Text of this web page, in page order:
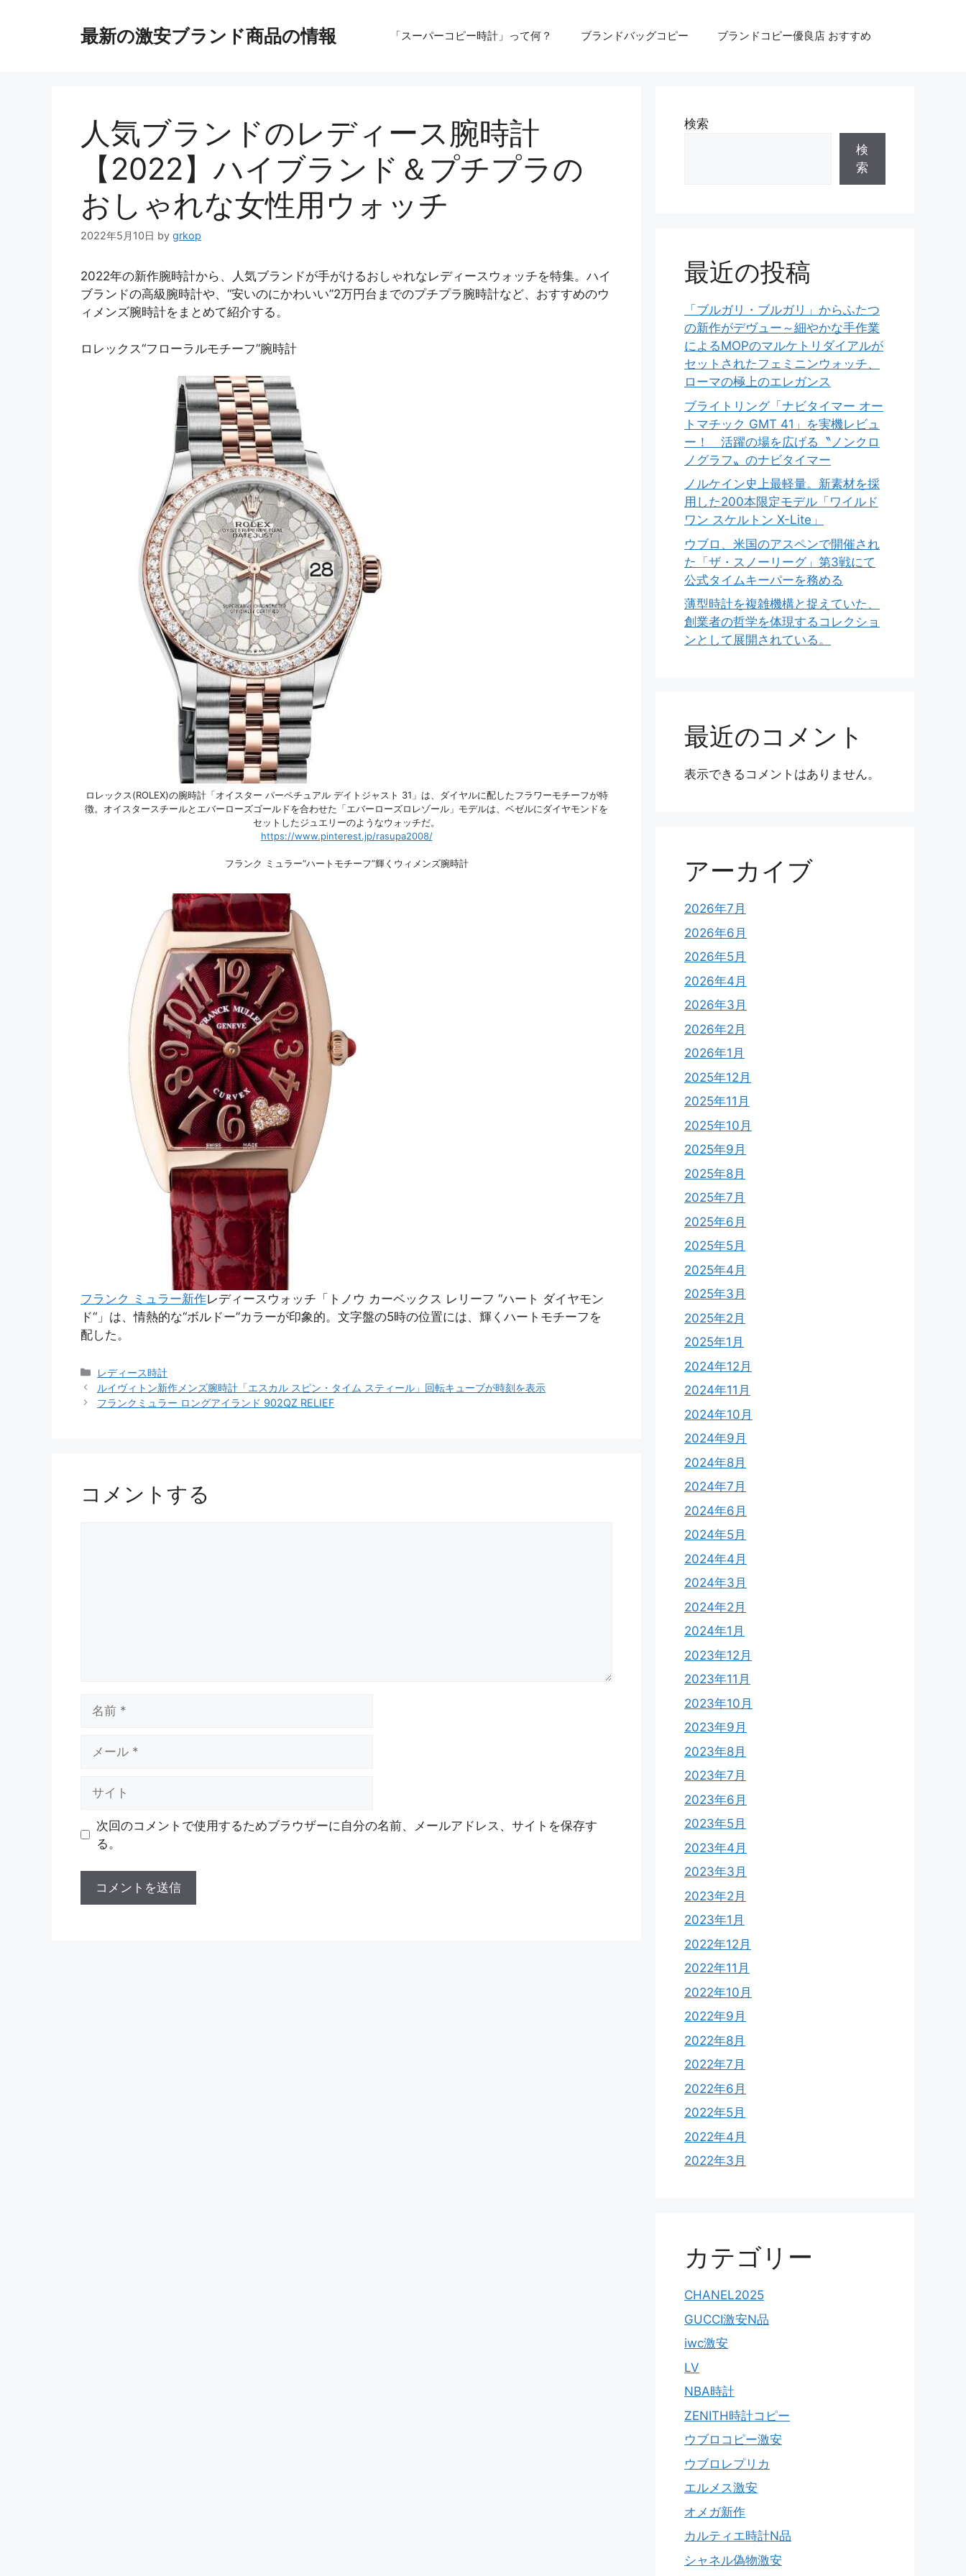
最新の激安ブランド商品の情報 「スーパーコピー時計」って何？ ブランドバッグコピー ブランドコピー優良店 おすすめ
人気ブランドのレディース腕時計
【2022】ハイブランド＆プチプラの
おしゃれな女性用ウォッチ
2022年5月10日 by grkop
2022年の新作腕時計から、人気ブランドが手がけるおしゃれなレディースウォッチを特集。ハイ
ブランドの高級腕時計や、“安いのにかわいい”2万円台までのプチプラ腕時計など、おすすめのウ
ィメンズ腕時計をまとめて紹介する。
ロレックス“フローラルモチーフ”腕時計
ロレックス(ROLEX)の腕時計「オイスター パーペチュアル デイトジャスト 31」は、ダイヤルに配したフラワーモチーフが特
徴。オイスタースチールとエバーローズゴールドを合わせた「エバーローズロレゾール」モデルは、ベゼルにダイヤモンドを
セットしたジュエリーのようなウォッチだ。
https://www.pinterest.jp/rasupa2008/
フランク ミュラー“ハートモチーフ”輝くウィメンズ腕時計
フランク ミュラー新作レディースウォッチ「トノウ カーベックス レリーフ “ハート ダイヤモン
ド“」は、情熱的な“ボルドー”カラーが印象的。文字盤の5時の位置には、輝くハートモチーフを
配した。
カ
テ
ゴ
レディース時計
投
稿
ョ
ルイヴィトン新作メンズ腕時計「エスカル スピン・タイム スティール」回転キューブが時刻を表示
フランクミュラー ロングアイランド 902QZ RELIEF
コメントする
次回のコメントで使用するためブラウザーに自分の名前、メールアドレス、サイトを保存す
る。
検索
検
索
最近の投稿
「ブルガリ・ブルガリ」からふたつ
の新作がデヴュー～細やかな手作業
によるMOPのマルケトリダイアルが
セットされたフェミニンウォッチ、
ローマの極上のエレガンス
ブライトリング「ナビタイマー オー
トマチック GMT 41」を実機レビュ
ー！ 活躍の場を広げる〝ノンクロ
ノグラフ〟のナビタイマー
ノルケイン史上最軽量。新素材を採
用した200本限定モデル「ワイルド
ワン スケルトン X-Lite」
ウブロ、米国のアスペンで開催され
た「ザ・スノーリーグ」第3戦にて
公式タイムキーパーを務める
薄型時計を複雑機構と捉えていた、
創業者の哲学を体現するコレクショ
ンとして展開されている。
最近のコメント
表示できるコメントはありません。
アーカイブ
2026年7月
2026年6月
2026年5月
2026年4月
2026年3月
2026年2月
2026年1月
2025年12月
2025年11月
2025年10月
2025年9月
2025年8月
2025年7月
2025年6月
2025年5月
2025年4月
2025年3月
2025年2月
2025年1月
2024年12月
2024年11月
2024年10月
2024年9月
2024年8月
2024年7月
2024年6月
2024年5月
2024年4月
2024年3月
2024年2月
2024年1月
2023年12月
2023年11月
2023年10月
2023年9月
2023年8月
2023年7月
2023年6月
2023年5月
2023年4月
2023年3月
2023年2月
2023年1月
2022年12月
2022年11月
2022年10月
2022年9月
2022年8月
2022年7月
2022年6月
2022年5月
2022年4月
2022年3月
カテゴリー
CHANEL2025
GUCCI激安N品
iwc激安
LV
NBA時計
ZENITH時計コピー
ウブロコピー激安
ウブロレプリカ
エルメス激安
オメガ新作
カルティエ時計N品
シャネル偽物激安